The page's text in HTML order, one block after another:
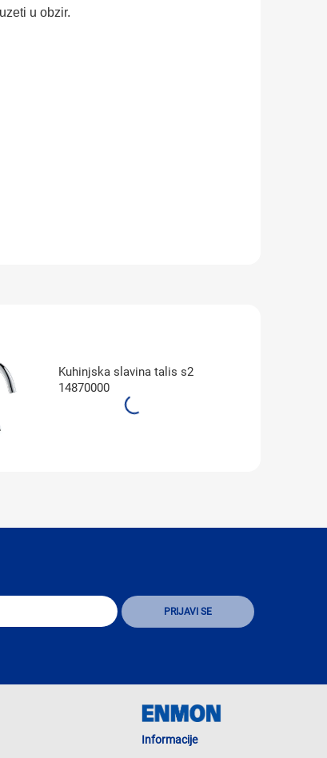
u obzir.
Kuhinjska slavina talis s2
14870000
Informacije